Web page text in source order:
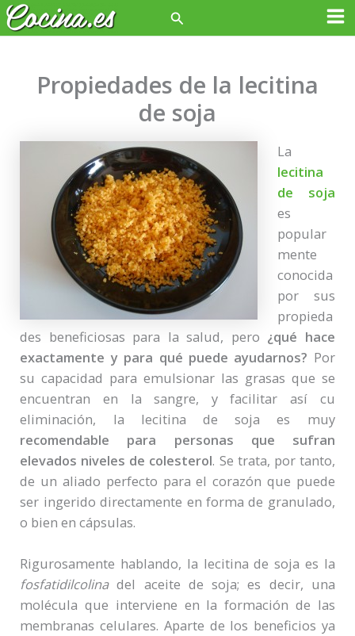
Ir
al
Buscar
Propiedades de la lecitina
de soja
La
lecitina
de soja
es
popular
mente
conocida
por sus
propieda
des beneficiosas para la salud, pero ¿qué hace
exactamente y para qué puede ayudarnos? Por
su capacidad para emulsionar las grasas que se
encuentran en la sangre, y facilitar así cu
eliminación, la lecitina de soja es muy
recomendable para personas que sufran
elevados niveles de colesterol. Se trata, por tanto,
de un aliado perfecto para el corazón que puede
ser ingerido directamente en forma de granulado,
o bien en cápsulas.
Rigurosamente hablando, la lecitina de soja es la
fosfatidilcolinadel aceite de soja; es decir, una
molécula que interviene en la formación de las
membranas celulares. Aparte de los beneficios ya